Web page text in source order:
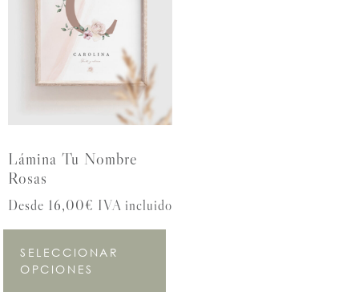
Lámina Tu Nombre
Rosas
Desde 16,00€ IVA incluido
SELECCIONAR
OPCIONES